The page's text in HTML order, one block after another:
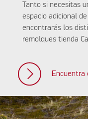
Tanto si necesitas
espacio adicional
encontrarás los
remolques tienda
Encuentra